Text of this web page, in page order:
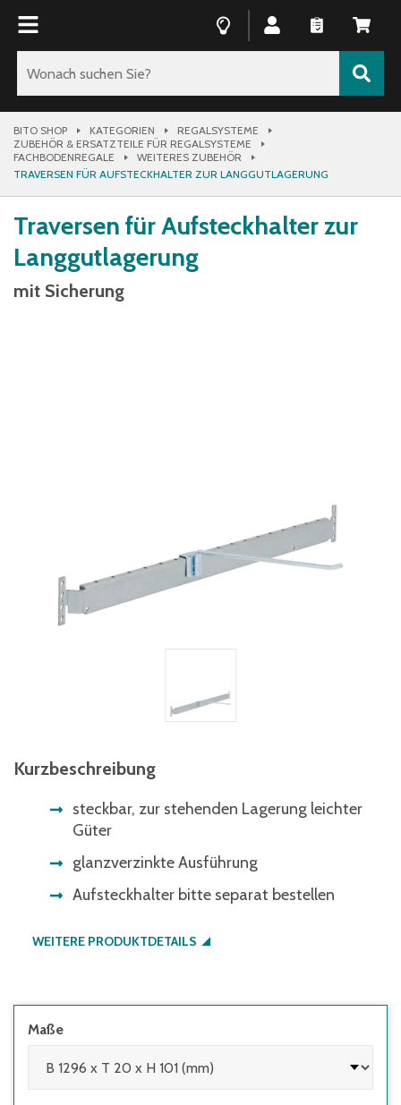
BITO SHOP KATEGORIEN
REGALSYSTEME
ZUBEHÖR & ERSATZTEILE FÜR REGALSYSTEME
FACHBODENREGALE
WEITERES ZUBEHÖR
TRAVERSEN FÜR AUFSTECKHALTER ZUR LANGGUTLAGERUNG
Traversen für Aufsteckhalter zur
Langgutlagerung
mit Sicherung
Kurzbeschreibung
steckbar, zur stehenden Lagerung leichter
Güter
glanzverzinkte Ausführung
Aufsteckhalter bitte separat bestellen
WEITERE PRODUKTDETAILS
Maße